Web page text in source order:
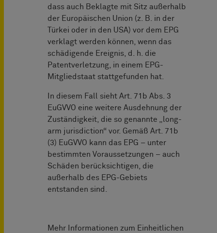
dass auch Beklagte mit Sitz außerhalb
der Europäischen Union (z. B. in der
Türkei oder in den USA) vor dem EPG
verklagt werden können, wenn das
schädigende Ereignis, d. h. die
Patentverletzung, in einem EPG-
Mitgliedstaat stattgefunden hat.
In diesem Fall sieht Art. 71b Abs. 3
EuGVVO eine weitere Ausdehnung der
Zuständigkeit, die so genannte „long-
arm jurisdiction“ vor. Gemäß Art. 71b
(3) EuGVVO kann das EPG – unter
bestimmten Voraussetzungen – auch
Schäden berücksichtigen, die
außerhalb des EPG-Gebiets
entstanden sind.
Mehr Informationen zum Einheitlichen